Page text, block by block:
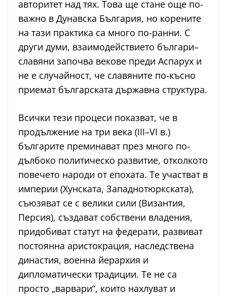
авторитет над тях. Това ще стане още по-
важно в Дунавска България, но корените
на тази практика са много по-ранни. С
други думи, взаимодействието българи–
славяни започва векове преди Аспарух и
не е случайност, че славяните по-късно
приемат българската държавна структура.
Всички тези процеси показват, че в
продължение на три века (III–VI в.)
българите преминават през много по-
дълбоко политическо развитие, отколкото
повечето народи от епохата. Те участват в
империи (Хунската, Западнотюркската),
съюзяват се с велики сили (Византия,
Персия), създават собствени владения,
придобиват статут на федерати, развиват
постоянна аристокрация, наследствена
династия, военна йерархия и
дипломатически традиции. Те не са
просто „варвари“, които нахлуват и